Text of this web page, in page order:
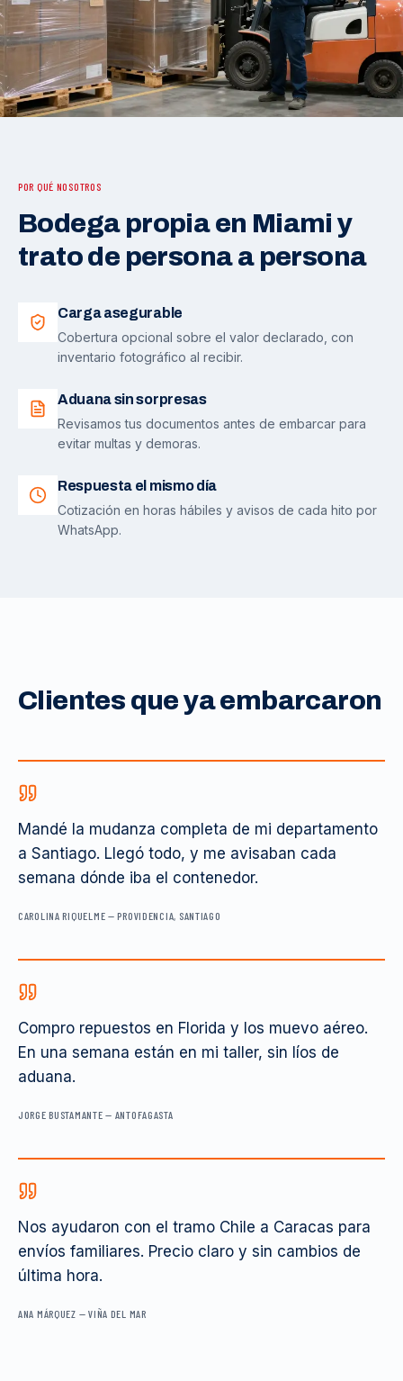
POR QUÉ NOSOTROS
Bodega propia en Miami y
trato de persona a persona
Carga asegurable
Cobertura opcional sobre el valor declarado, con
inventario fotográfico al recibir.
Aduana sin sorpresas
Revisamos tus documentos antes de embarcar para
evitar multas y demoras.
Respuesta el mismo día
Cotización en horas hábiles y avisos de cada hito por
WhatsApp.
Clientes que ya embarcaron
Mandé la mudanza completa de mi departamento
a Santiago. Llegó todo, y me avisaban cada
semana dónde iba el contenedor.
CAROLINA RIQUELME —PROVIDENCIA, SANTIAGO
Compro repuestos en Florida y los muevo aéreo.
En una semana están en mi taller, sin líos de
aduana.
JORGE BUSTAMANTE — ANTOFAGASTA
Nos ayudaron con el tramo Chile a Caracas para
envíos familiares. Precio claro y sin cambios de
última hora.
ANA MÁRQUEZ —VIÑA DEL MAR